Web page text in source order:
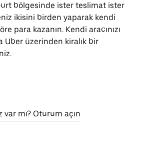
bölgesinde ister teslimat ister
ikisini birden yaparak kendi
para kazanın. Kendi aracınızı
Uber üzerinden kiralık bir
var mı? Oturum açın